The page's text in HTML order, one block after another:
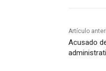
Artículo
Acusado